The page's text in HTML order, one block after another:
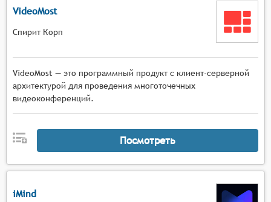
VideoMost
Спирит Корп
VideoMost — это программный продукт с клиент-серверной
архитектурой для проведения многоточечных
видеоконференций.
Посмотреть
iMind